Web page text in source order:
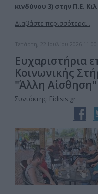
κινδύνου 3) στην Π.Ε.
Διαβάστε περισσότερα...
Τετάρτη, 22 Ιουλίου 2026 11:00
Ευχαριστήρια
Κοινωνικής
"Άλλη Αίσθηση"
Συντάκτης: Eidisis.gr